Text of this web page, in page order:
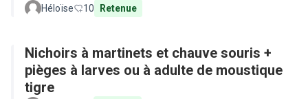
Héloïse 10 Retenue
Nichoirs à martinets et chauve souris +
pièges à larves ou à adulte de moustique
tigre